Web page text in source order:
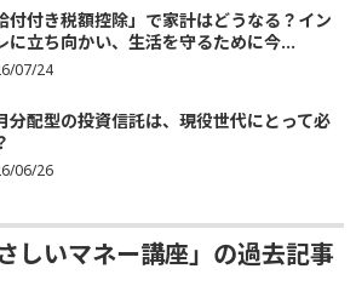
付付き税額控除」で家計はどうなる？イン
に立ち向かい、生活を守るために今...
07/24
分配型の投資信託は、現役世代にとって必
06/26
しいマネー講座」の過去記事